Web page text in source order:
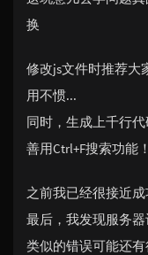
换
修改js文件时推荐大
用不惯...
同时，生成上千行
善用Ctrl+F搜索功能！
之前我已经很接近
最后，我发现服务
类似的错误可能还